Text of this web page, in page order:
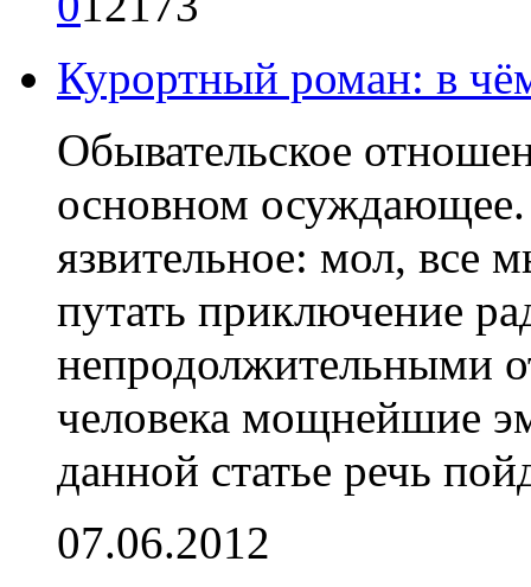
Курортный роман: в
Обывательское
основном
язвительное: мол, все
путать приключение
непродолжительными
человека мощнейшие
данной статье речь
07.06.2012